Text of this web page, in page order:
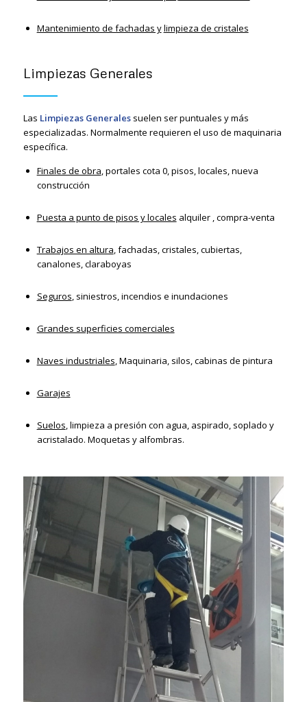
Mantenimiento de fachadas ylimpieza de cristales
Limpiezas Generales
Las Limpiezas Generalessuelen ser puntuales y más
especializadas. Normalmente requieren el uso de maquinaria
específica.
Finales de obra, portales cota 0, pisos, locales, nueva
construcción
Puesta a punto de pisos y locales alquiler , compra-venta
Trabajos en altura, fachadas, cristales, cubiertas,
canalones, claraboyas
Seguros, siniestros, incendios e inundaciones
Grandes superficies comerciales
Naves industriales, Maquinaria, silos, cabinas de pintura
Garajes
Suelos, limpieza a presión con agua, aspirado, soplado y
acristalado. Moquetas y alfombras.